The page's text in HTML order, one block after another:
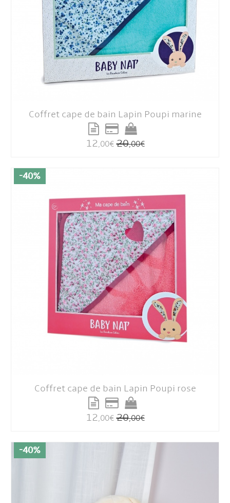
Coffret cape de bain Lapin Poupi marine
12 ,00€ 20,00€
-40%
Coffret cape de bain Lapin Poupi rose
12,00€ 20,00€
-40%